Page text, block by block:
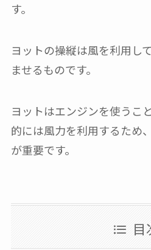
す。
ヨットの操縦は風を利用し
ませるものです。
ヨットはエンジンを使うこ
的には風力を利用するため
が重要です。
目